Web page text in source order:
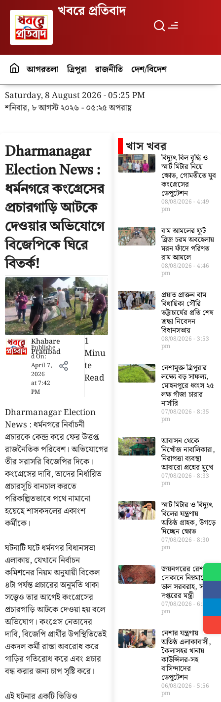
খবরে প্রতিবাদ
আগরতলা ত্রিপুরা রাজনীতি দেশ/বিদেশ
Saturday, 8 August 2026 - 05:25 PM
শনিবার, ৮ আগস্ট ২০২৬ - ০৫:২৫ অপরাহ্ণ
Dharmanagar
Election News :
ধর্মনগরে কংগ্রেসের
প্রচারগাড়ি আটকে
দেওয়ার অভিযোগে
বিজেপিকে ঘিরে
বিতর্ক!
Khabare
Pratibad
Publishe
d On:
April 7,
2026
at7:42
PM
1
Minu
Te
Read
Dharmanagar Election
News : ধর্মনগরে নির্বাচনী
প্রচারকে কেন্দ্র করে ফের উত্তপ্ত
রাজনৈতিক পরিবেশ। অভিযোগের
তীর সরাসরি বিজেপির দিকে।
কংগ্রেসের দাবি, তাদের নির্ধারিত
প্রচারসূচি বানচাল করতে
পরিকল্পিতভাবে পথে নামানো
হয়েছে শাসকদলের একাংশ
কর্মীকে।
ঘটনাটি ঘটে ধর্মনগর বিধানসভা
এলাকায়, যেখানে নির্বাচন
কমিশনের নিয়ম অনুযায়ী বিকেল
৪টা পর্যন্ত প্রচারের অনুমতি থাকা
সত্ত্বেও তার আগেই কংগ্রেসের
প্রচারগাড়ি আটকে দেওয়া হয় বলে
অভিযোগ। কংগ্রেস নেতাদের
দাবি, বিজেপি প্রার্থীর উপস্থিতিতেই
একদল কর্মী রাস্তা অবরোধ করে
গাড়ির গতিরোধ করে এবং প্রচার
বন্ধ করার জন্য চাপ সৃষ্টি করে।
এই ঘটনার একটি ভিডিও
খাস খবর
বিদ্যুৎ বিল বৃদ্ধি ও
স্মার্ট মিটার নিয়ে
ক্ষোভ, গোমতীতে যুব
কংগ্রেসের
ডেপুটেশন
08/08/2026 4:49
pm
বাম আমলের ফুট
ব্রিজ চরম অবহেলায়
মরন ফাঁদে পরিণত
রাম আমলে
08/08/2026 4:46
pm
প্রয়াত প্রাক্তন বাম
বিধায়িকা গৌরি
ভট্টাচার্যের প্রতি শেষ
শ্রদ্ধা নিবেদন
বিধানসভায়
08/08/2026 3:53
pm
নেশামুক্ত ত্রিপুরার
লক্ষ্যে বড় সাফল্য,
মোহনপুরে ধ্বংস ২৫
লক্ষ গাঁজা চারার
নার্সারি
07/08/2026 8:35
pm
আবাসন থেকে
নিখোঁজ নাবালিকারা,
নিরাপত্তা ব্যবস্থা
আবারো প্রশ্নের মুখে
07/08/2026 8:33
pm
স্মার্ট মিটার ও বিদ্যুৎ
বিলের যন্ত্রণায়
অতিষ্ঠ গ্রাহক, উগড়ে
দিচ্ছেন ক্ষোভ
07/08/2026 8:30
pm
জয়নগরের রেশন
দোকানে নিম্নমানের
ডাল সরবরাহ, সরব
দপ্তরের মন্ত্রী
07/08/2026 6:23
pm
নেশার যন্ত্রণায়
অতিষ্ঠ এলাকাবাসী,
কৈলাসহর থানায়
কাউন্সিলর-সহ
বাসিন্দাদের
ডেপুটেশন
06/08/2026 5:56
pm